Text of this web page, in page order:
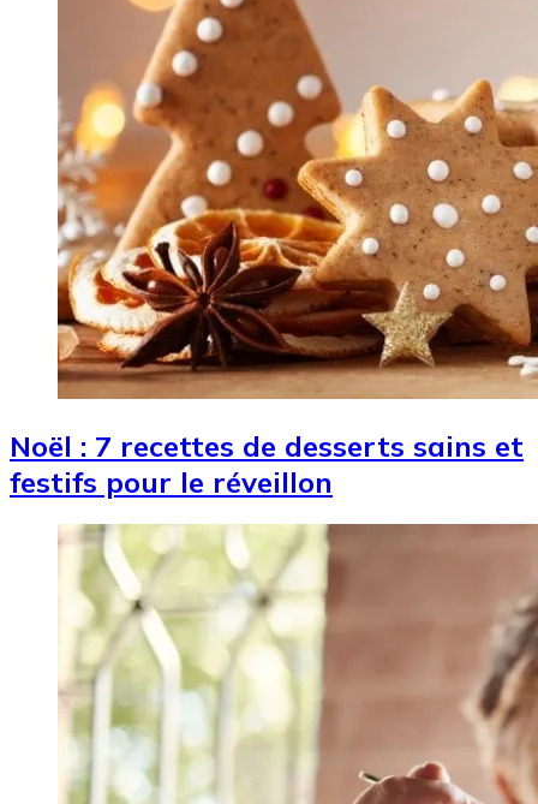
Noël : 7 recettes de desserts sains et
festifs pour le réveillon
Image